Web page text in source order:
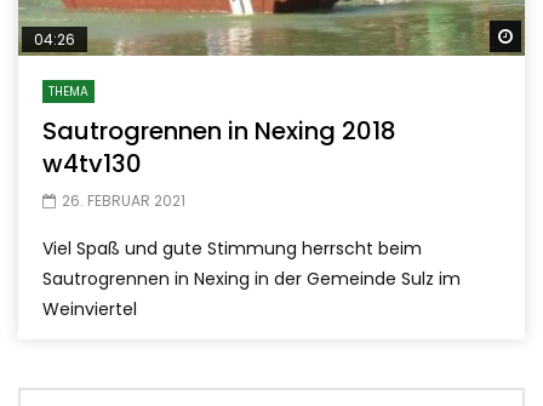
04:26
THEMA
Sautrogrennen in Nexing 2018
w4tv130
26. FEBRUAR 2021
Viel Spaß und gute Stimmung herrscht beim
Sautrogrennen in Nexing in der Gemeinde Sulz im
Weinviertel